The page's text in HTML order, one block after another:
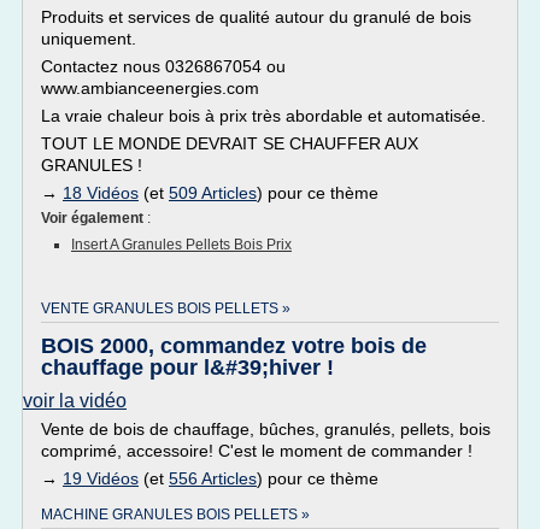
Produits et services de qualité autour du granulé de bois
uniquement.
Contactez nous 0326867054 ou
www.ambianceenergies.com
La vraie chaleur bois à prix très abordable et automatisée.
TOUT LE MONDE DEVRAIT SE CHAUFFER AUX
GRANULES !
→ 18 Vidéos (et 509 Articles) pour ce thème
Voir également :
Insert A Granules Pellets Bois Prix
VENTE GRANULES BOIS PELLETS »
BOIS 2000, commandez votre bois de
chauffage pour l&#39;hiver !
voir la vidéo
Vente de bois de chauffage, bûches, granulés, pellets, bois
comprimé, accessoire! C'est le moment de commander !
→ 19 Vidéos (et 556 Articles) pour ce thème
MACHINE GRANULES BOIS PELLETS »